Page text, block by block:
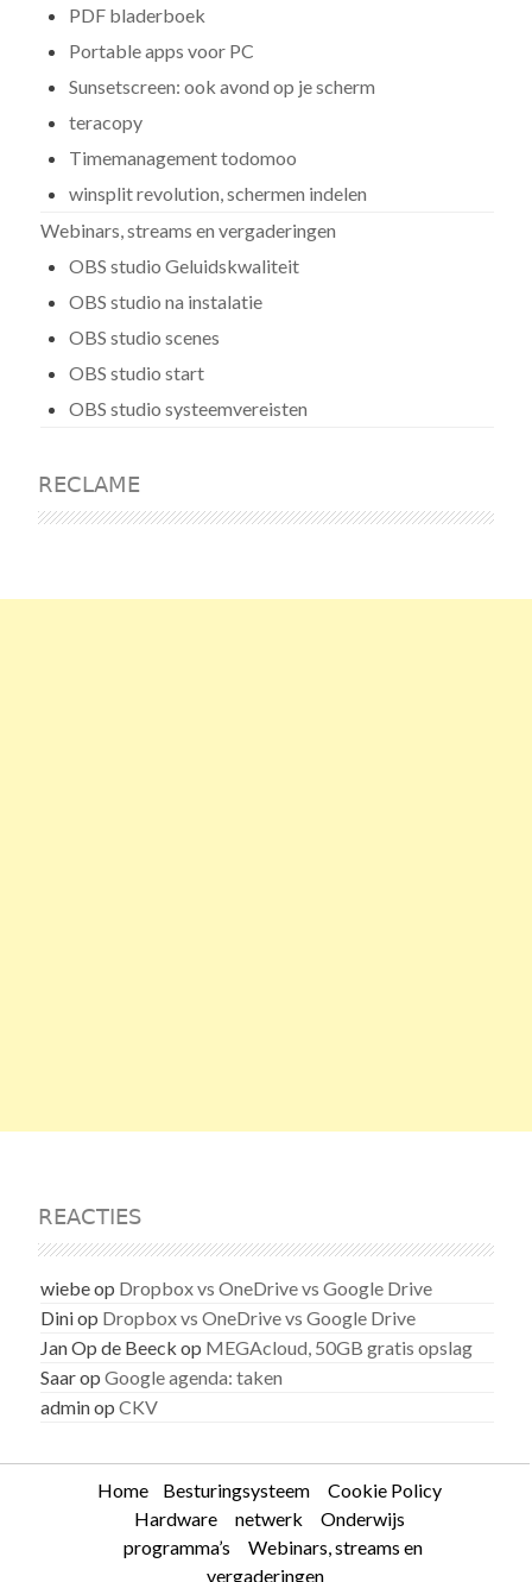
PDF bladerboek
Portable apps voor PC
Sunsetscreen: ook avond op je scherm
teracopy
Timemanagement todomoo
winsplit revolution, schermen indelen
Webinars, streams en vergaderingen
OBS studio Geluidskwaliteit
OBS studio na instalatie
OBS studio scenes
OBS studio start
OBS studio systeemvereisten
RECLAME
REACTIES
wiebeop Dropbox vs OneDrive vs Google Drive
Diniop Dropbox vs OneDrive vs Google Drive
Jan Op de Beeck op MEGAcloud, 50GB gratis opslag
SaaropGoogle agenda: taken
adminopCKV
Home Besturingsysteem
Cookie Policy
Hardware
netwerk
Onderwijs
programma’s
Webinars, streams en
vergaderingen